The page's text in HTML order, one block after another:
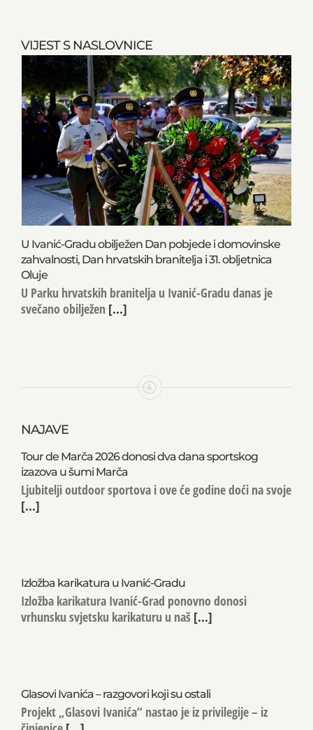
VIJEST S NASLOVNICE
U Ivanić-Gradu obilježen Dan pobjede i domovinske
zahvalnosti, Dan hrvatskih branitelja i 31. obljetnica
Oluje
U Parku hrvatskih branitelja u Ivanić-Gradu danas je
svečano obilježen [...]
NAJAVE
Tour de Marča 2026 donosi dva dana sportskog
izazova u šumi Marča
Ljubitelji outdoor sportova i ove će godine doći na svoje
[...]
Izložba karikatura u Ivanić-Gradu
Izložba karikatura Ivanić-Grad ponovno donosi
vrhunsku svjetsku karikaturu u naš [...]
Glasovi Ivanića – razgovori koji su ostali
Projekt „Glasovi Ivanića“ nastao je iz privilegije – iz